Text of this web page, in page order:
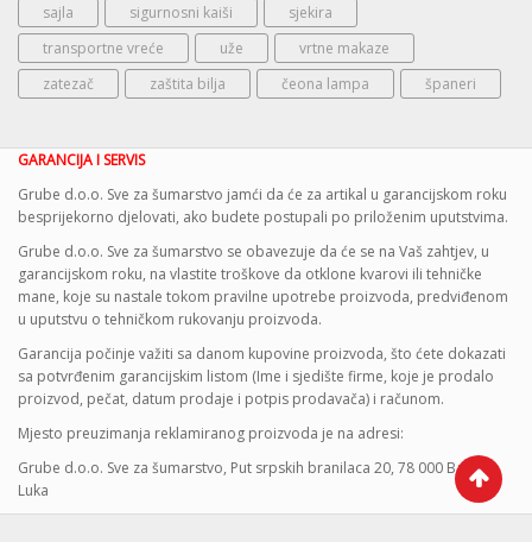
sajla
sigurnosni kaiši
sjekira
transportne vreće
uže
vrtne makaze
zatezač
zaštita bilja čeona lampa španeri
GARANCIJA I SERVIS
Grube d.o.o. Sve za šumarstvo jamći da će za artikal u garancijskom roku
besprijekorno djelovati, ako budete postupali po priloženim uputstvima.
Grube d.o.o. Sve za šumarstvo se obavezuje da će se na Vaš zahtjev, u
garancijskom roku, na vlastite troškove da otklone kvarovi ili tehničke
mane, koje su nastale tokom pravilne upotrebe proizvoda, predviđenom
u uputstvu o tehničkom rukovanju proizvoda.
Garancija počinje važiti sa danom kupovine proizvoda, što ćete dokazati
sa potvrđenim garancijskim listom (Ime i sjedište firme, koje je prodalo
proizvod, pečat, datum prodaje i potpis prodavača) i računom.
Mjesto preuzimanja reklamiranog proizvoda je na adresi:
Grube d.o.o. Sve za šumarstvo, Put srpskih branilaca 20, 78 000 Banja
Luka